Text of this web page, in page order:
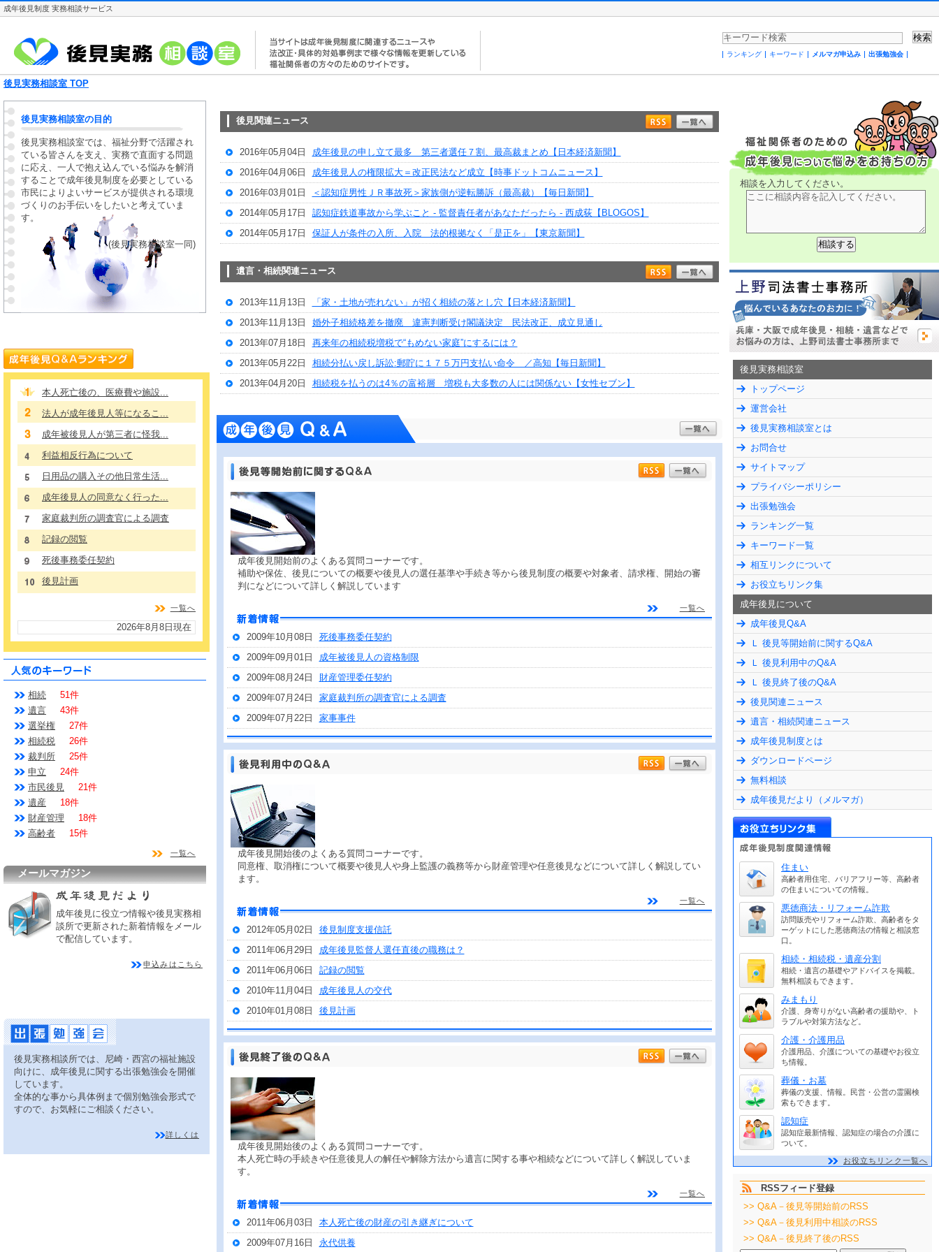
成年後見制度 実務相談サービス
ランキング キーワード メルマガ申込み 出張勉強会
後見実務相談室 TOP
後見関連ニュース
2016年05月04日
成年後見の申し立て最多 第三者選任７割、最高裁まとめ【日本経済新聞】
2016年04月06日
成年後見人の権限拡大＝改正民法など成立【時事ドットコムニュース】
2016年03月01日
＜認知症男性ＪＲ事故死＞家族側が逆転勝訴（最高裁）【毎日新聞】
2014年05月17日
認知症鉄道事故から学ぶこと - 監督責任者があなただったら - 西成荻【BLOGOS】
2014年05月17日
保証人が条件の入所、入院 法的根拠なく「是正を」【東京新聞】
遺言・相続関連ニュース
2013年11月13日
「家・土地が売れない」が招く相続の落とし穴【日本経済新聞】
2013年11月13日
婚外子相続格差を撤廃 違憲判断受け閣議決定 民法改正、成立見通し
2013年07月18日
再来年の相続税増税で“もめない家庭”にするには？
2013年05月22日
相続分払い戻し訴訟:郵貯に１７５万円支払い命令 ／高知【毎日新聞】
2013年04月20日
相続税を払うのは4％の富裕層 増税も大多数の人には関係ない【女性セブン】
成年後見開始前のよくある質問コーナーです。
補助や保佐、後見についての概要や後見人の選任基準や手続き等から後見制度の概要や対象者、請求権、開始の審
判になどについて詳しく解説しています
一覧へ
2009年10月08日
死後事務委任契約
2009年09月01日
成年被後見人の資格制限
2009年08月24日
財産管理委任契約
2009年07月24日
家庭裁判所の調査官による調査
2009年07月22日
家事事件
成年後見開始後のよくある質問コーナーです。
同意権、取消権について概要や後見人や身上監護の義務等から財産管理や任意後見などについて詳しく解説してい
ます。
一覧へ
2012年05月02日
後見制度支援信託
2011年06月29日
成年後見監督人選任直後の職務は？
2011年06月06日
記録の閲覧
2010年11月04日
成年後見人の交代
2010年01月08日
後見計画
成年後見開始後のよくある質問コーナーです。
本人死亡時の手続きや任意後見人の解任や解除方法から遺言に関する事や相続などについて詳しく解説していま
す。
一覧へ
2011年06月03日
本人死亡後の財産の引き継ぎについて
2009年07月16日
永代供養
後見実務相談室の目的
後見実務相談室では、福祉分野で活躍され
ている皆さんを支え、実務で直面する問題
に応え、一人で抱え込んでいる悩みを解消
することで成年後見制度を必要としている
市民によりよいサービスが提供される環境
づくりのお手伝いをしたいと考えていま
す。
(後見実務相談室一同)
本人死亡後の、医療費や施設...
法人が成年後見人等になるこ...
成年被後見人が第三者に怪我...
利益相反行為について
日用品の購入その他日常生活...
成年後見人の同意なく行った...
家庭裁判所の調査官による調査
記録の閲覧
死後事務委任契約
後見計画
一覧へ
2026年8月8日現在
相続
51件
遺言
43件
選挙権
27件
相続税
26件
裁判所
25件
申立
24件
市民後見
21件
遺産
18件
財産管理
18件
高齢者
15件
一覧へ
メールマガジン
成年後見に役立つ情報や後見実務相
談所で更新された新着情報をメール
で配信しています。
申込みはこちら
後見実務相談所では、尼崎・西宮の福祉施設
向けに、成年後見に関する出張勉強会を開催
しています。
全体的な事から具体例まで個別勉強会形式で
すので、お気軽にご相談ください。
詳しくは
相談を入力してください。
後見実務相談室
トップページ
運営会社
後見実務相談室とは
お問合せ
サイトマップ
プライバシーポリシー
出張勉強会
ランキング一覧
キーワード一覧
相互リンクについて
お役立ちリンク集
成年後見について
成年後見Q&A
Ｌ 後見等開始前に関するQ&A
Ｌ 後見利用中のQ&A
Ｌ 後見終了後のQ&A
後見関連ニュース
遺言・相続関連ニュース
成年後見制度とは
ダウンロードページ
無料相談
成年後見だより（メルマガ）
住まい
高齢者用住宅、バリアフリー等、高齢者
の住まいについての情報。
悪徳商法・リフォーム詐欺
訪問販売やリフォーム詐欺、高齢者をタ
ーゲットにした悪徳商法の情報と相談窓
口。
相続・相続税・遺産分割
相続・遺言の基礎やアドバイスを掲載。
無料相談もできます。
みまもり
介護、身寄りがない高齢者の援助や、ト
ラブルや対策方法など。
介護・介護用品
介護用品、介護についての基礎やお役立
ち情報。
葬儀・お墓
葬儀の支援、情報。民営・公営の霊園検
索もできます。
認知症
認知症最新情報、認知症の場合の介護に
ついて。
お役立ちリンク一覧へ
RSSフィード登録
>> Q&A－後見等開始前のRSS
>> Q&A－後見利用中相談のRSS
>> Q&A－後見終了後のRSS